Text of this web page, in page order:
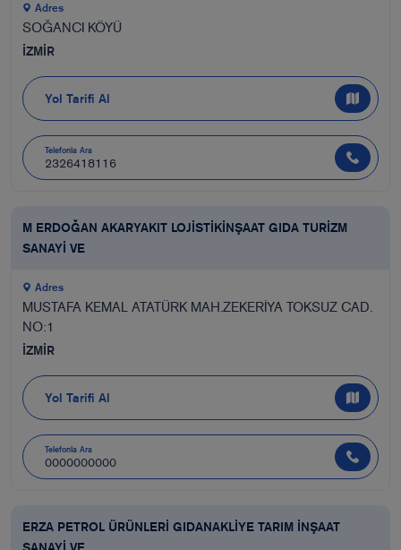
Adres
SOĞANCI KÖYÜ
İZMİR
Yol Tarifi Al
Telefonla Ara
2326418116
M ERDOĞAN AKARYAKIT LOJİSTİKİNŞAAT GIDA TURİZM
SANAYİ VE
Adres
MUSTAFA KEMAL ATATÜRK MAH.ZEKERİYA TOKSUZ CAD.
NO:1
İZMİR
Yol Tarifi Al
Telefonla Ara
0000000000
ERZA PETROL ÜRÜNLERİ GIDANAKLİYE TARIM İNŞAAT